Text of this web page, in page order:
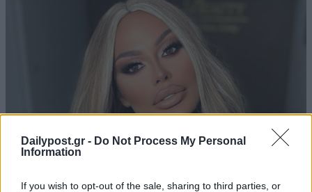
Dailypost.gr - Do Not Process My Personal
Information
If you wish to opt-out of the sale, sharing to third parties, or